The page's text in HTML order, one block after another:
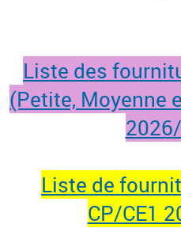
Liste des
(Petite, Moyenne
Liste de
CP/CE1